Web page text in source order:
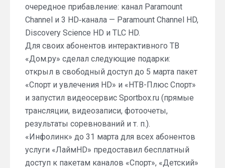
очередное прибавление: канал Paramount
Channel и 3 HD‑канала — Paramount Channel HD,
Discovery Science HD и TLC HD.
Для своих абонентов интерактивного ТВ
«Дом.ру» сделал следующие подарки:
открыл в свободный доступ до 5 марта пакет
«Спорт и увлечения HD» и «НТВ-Плюс Спорт»
и запустил видеосервис Sportbox.ru (прямые
трансляции, видеозаписи, фотоочеты,
результаты соревнований и т. п.).
«Инфолинк» до 31 марта для всех абонентов
услуги «ЛаймHD» предоставил бесплатный
доступ к пакетам каналов «Спорт», «Детский»